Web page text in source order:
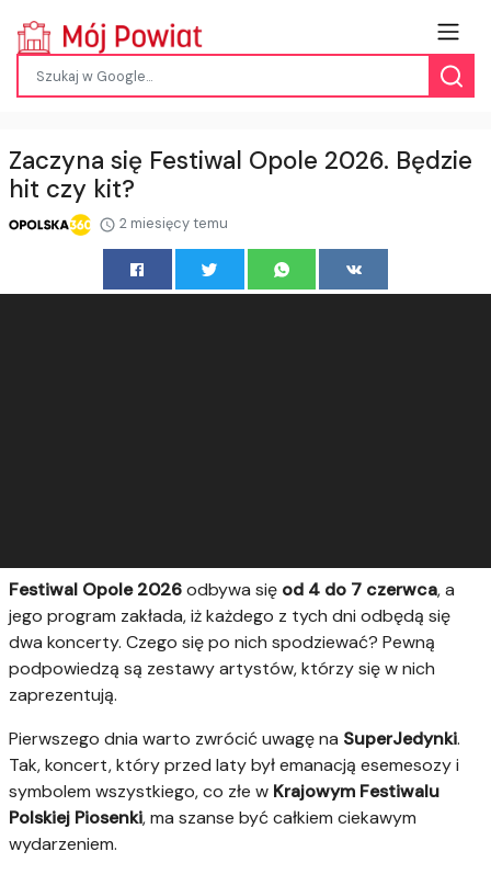
Zaczyna się Festiwal Opole 2026. Będzie
hit czy kit?
2 miesięcy temu
Festiwal Opole 2026odbywa się od 4 do 7 czerwca, a
jego program zakłada, iż każdego z tych dni odbędą się
dwa koncerty. Czego się po nich spodziewać? Pewną
podpowiedzą są zestawy artystów, którzy się w nich
zaprezentują.
Pierwszego dnia warto zwrócić uwagę na SuperJedynki.
Tak, koncert, który przed laty był emanacją esemesozy i
symbolem wszystkiego, co złe w Krajowym Festiwalu
Polskiej Piosenki, ma szanse być całkiem ciekawym
wydarzeniem.